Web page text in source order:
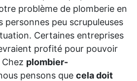
problème de plomberie en
personnes peu scrupuleuses
Certaines entreprises
profité pour pouvoir
plombier-
pensons que cela doit